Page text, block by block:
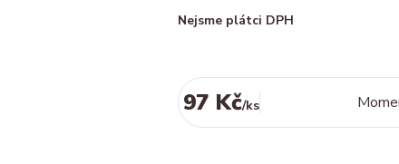
Nejsme plátci DPH
97 Kč/ks